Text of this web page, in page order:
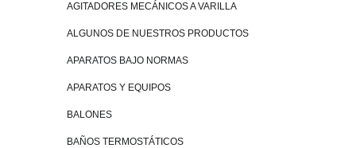
AGITADORES MECÁNICOS A VARILLA
ALGUNOS DE NUESTROS PRODUCTOS
APARATOS BAJO NORMAS
APARATOS Y EQUIPOS
BALONES
BAÑOS TERMOSTÁTICOS